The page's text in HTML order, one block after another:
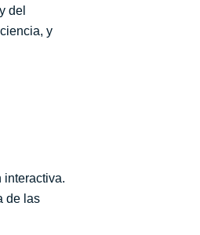
del
y
interactiva.
de las